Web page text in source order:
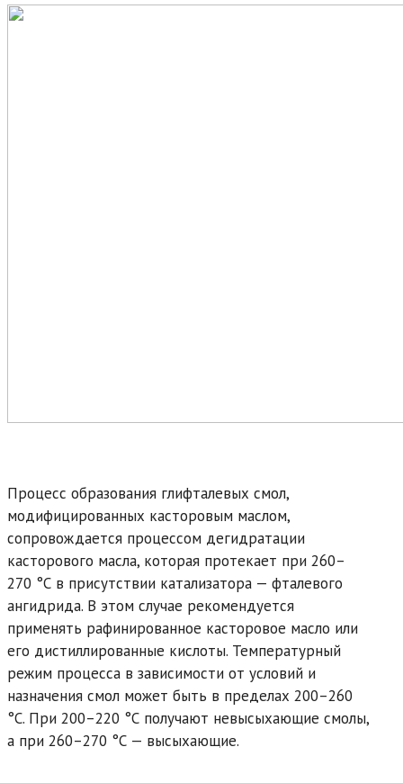
Процесс образования глифталевых смол,
модифицированных касторовым маслом,
сопровождается процессом дегидратации
касторового масла, которая протекает при 260–
270 °С в присутствии катализатора — фталевого
ангидрида. В этом случае рекомендуется
применять рафинированное касторовое масло или
его дистиллированные кислоты. Температурный
режим процесса в зависимости от условий и
назначения смол может быть в пределах 200–260
°С. При 200–220 °С получают невысыхающие смолы,
а при 260–270 °С — высыхающие.